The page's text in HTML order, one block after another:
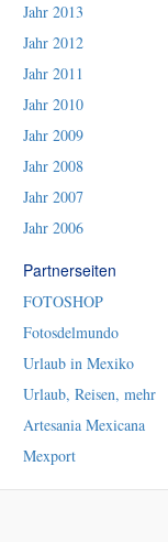
Jahr 2013
Jahr 2012
Jahr 2011
Jahr 2010
Jahr 2009
Jahr 2008
Jahr 2007
Jahr 2006
Partnerseiten
FOTOSHOP
Fotosdelmundo
Urlaub in Mexiko
Urlaub, Reisen, mehr
Artesania Mexicana
Mexport